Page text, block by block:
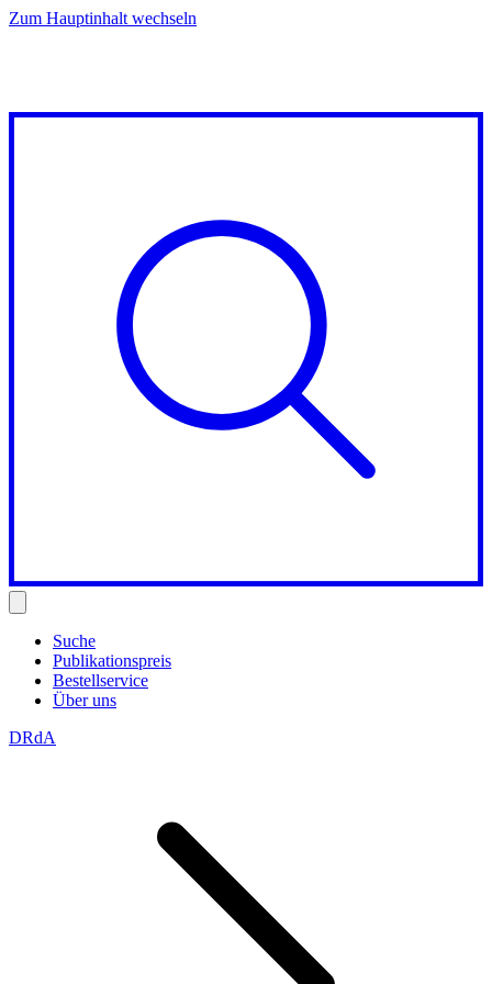
Zum Hauptinhalt wechseln
Suche
Publikationspreis
Bestellservice
Über uns
DRdA